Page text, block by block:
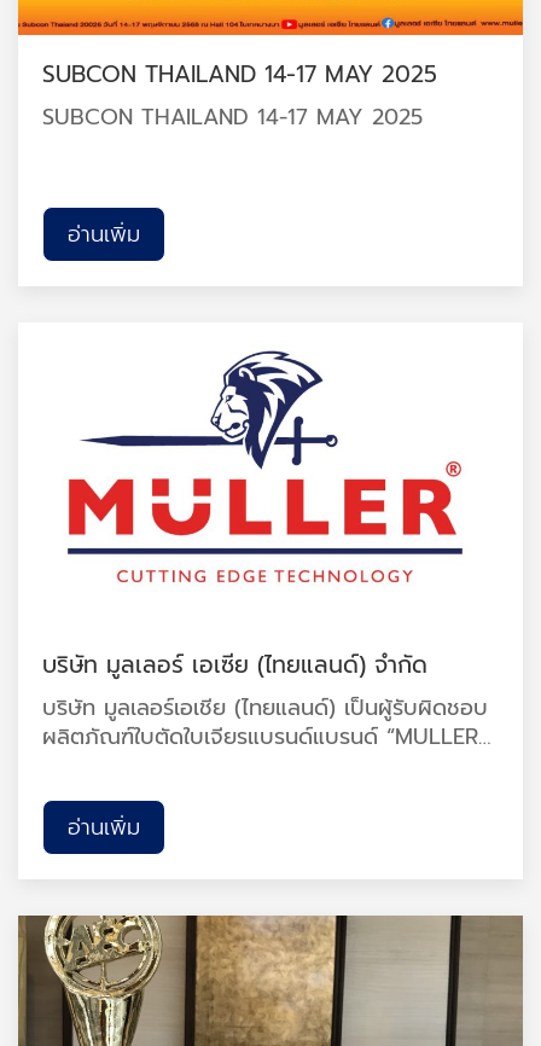
SUBCON THAILAND 14-17 MAY 2025
SUBCON THAILAND 14-17 MAY 2025
อ่านเพิ่ม
บริษัท มูลเลอร์ เอเซีย (ไทยแลนด์) จำกัด
บริษัท มูลเลอร์เอเชีย (ไทยแลนด์) เป็นผู้รับผิดชอบ
ผลิตภัณฑ์ใบตัดใบเจียรแบรนด์แบรนด์ “MULLER”
มอก.1230 – 2537 และได้รับการรับรอง Made In
Thailand จากสภาอุตสาหกรรมที่ได้รับการรับรอง
อ่านเพิ่ม